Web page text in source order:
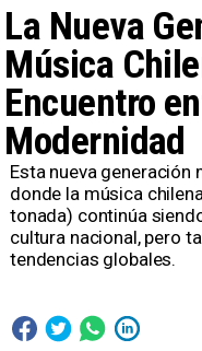
La Nueva
Música
Encuentro
Modernidad
Esta nueva generación
donde la música
tonada) continúa
cultura nacional, pero
tendencias globales.